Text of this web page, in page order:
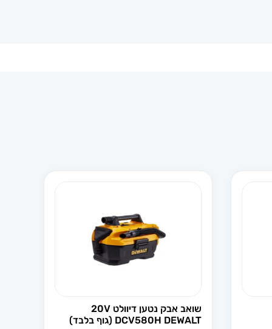
שואב אבק נטען דיוולט 20V
DCV580H DEWALT (גוף בלבד)